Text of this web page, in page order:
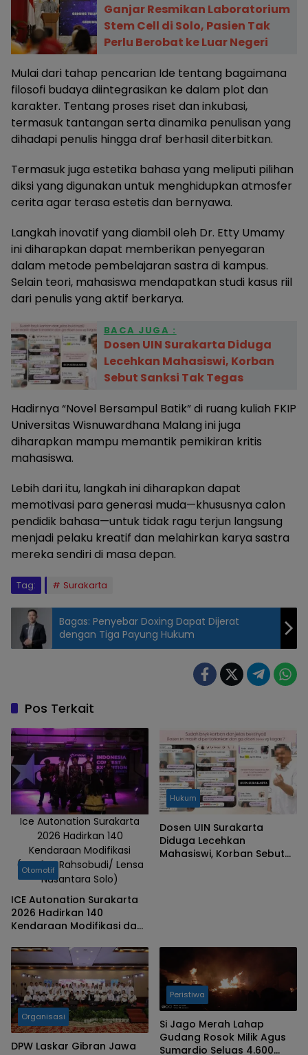
Ganjar Resmikan Laboratorium
Stem Cell di Solo, Pasien Tak
Perlu Berobat ke Luar Negeri
Mulai dari tahap pencarian Ide tentang bagaimana
filosofi budaya diintegrasikan ke dalam plot dan
karakter. Tentang proses riset dan inkubasi,
termasuk tantangan serta dinamika penulisan yang
dihadapi penulis hingga draf berhasil diterbitkan.
Termasuk juga estetika bahasa yang meliputi pilihan
diksi yang digunakan untuk menghidupkan atmosfer
cerita agar terasa estetis dan bernyawa.
Langkah inovatif yang diambil oleh Dr. Etty Umamy
ini diharapkan dapat memberikan penyegaran
dalam metode pembelajaran sastra di kampus.
Selain teori, mahasiswa mendapatkan studi kasus riil
dari penulis yang aktif berkarya.
BACA JUGA :
Dosen UIN Surakarta Diduga
Lecehkan Mahasiswi, Korban
Sebut Sanksi Tak Tegas
Hadirnya “Novel Bersampul Batik” di ruang kuliah FKIP
Universitas Wisnuwardhana Malang ini juga
diharapkan mampu memantik pemikiran kritis
mahasiswa.
Lebih dari itu, langkah ini diharapkan dapat
memotivasi para generasi muda—khususnya calon
pendidik bahasa—untuk tidak ragu terjun langsung
menjadi pelaku kreatif dan melahirkan karya sastra
mereka sendiri di masa depan.
Tag: Surakarta
menunjukkan
Bersampul
Batik' karya
Mohammad
Hairul yang
akan menjadi
bahan kajian
kuliah Prosa
Fiksi.
Bagas: Penyebar Doxing Dapat Dijerat
dengan Tiga Payung Hukum
Pos Terkait
Ice Autonation Surakarta
2026 Hadirkan 140
Kendaraan Modifikasi
(Taufan Rahsobudi/ Lensa
Nusantara Solo)
Otomotif
ICE Autonation Surakarta
2026 Hadirkan 140
Kendaraan Modifikasi dan
Grand Mall
Hukum
Dosen UIN Surakarta
Diduga Lecehkan
Mahasiswi, Korban Sebut
Organisasi
DPW Laskar Gibran Jawa
Peristiwa
Si Jago Merah Lahap
Gudang Rosok Milik Agus
Sumardio Seluas 4.600